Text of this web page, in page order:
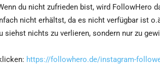
du nicht zufrieden bist, wird FollowHero
nicht erhältst, da es nicht verfügbar ist
siehst nichts zu verlieren, sondern nur zu
https://followhero.de/instagram-